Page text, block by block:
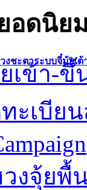
ชะตาระบบจี๋มุ้ยเต้
อดนิยม
เข้า-ขึ้
ะเบีย
งจุ้ยพื้